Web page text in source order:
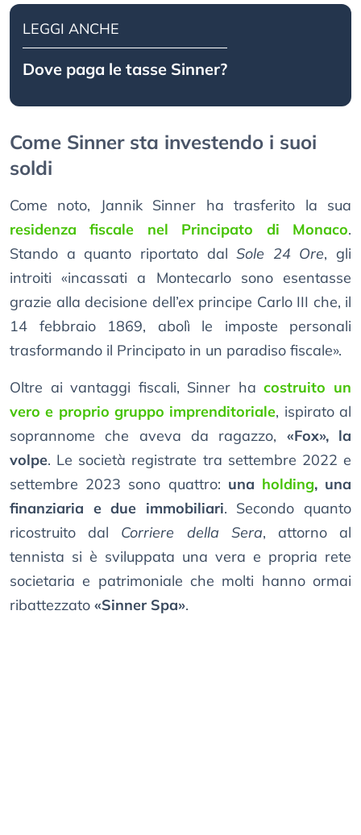
LEGGI ANCHE
Dove paga le tasse Sinner?
Come Sinner sta investendo i suoi
soldi
Come noto, Jannik Sinner ha trasferito la sua
residenza fiscale nel Principato di Monaco.
Stando a quanto riportato dalSole 24 Ore, gli
introiti «incassati a Montecarlo sono esentasse
grazie alla decisione dell’ex principe Carlo III che, il
14 febbraio 1869, abolì le imposte personali
trasformando il Principato in un paradiso fiscale».
Oltre ai vantaggi fiscali, Sinner hacostruito un
vero e proprio gruppo imprenditoriale, ispirato al
soprannome che aveva da ragazzo, «Fox», la
volpe. Le società registrate tra settembre 2022 e
settembre 2023 sono quattro: una holding, una
finanziaria e due immobiliari. Secondo quanto
ricostruito dal Corriere della Sera, attorno al
tennista si è sviluppata una vera e propria rete
societaria e patrimoniale che molti hanno ormai
ribattezzato «Sinner Spa».